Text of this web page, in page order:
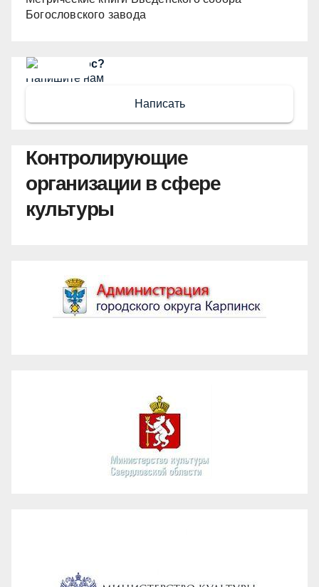
Богословского завода
Есть вопрос?
Напишите нам
Написать
Контролирующие
организации в сфере
культуры